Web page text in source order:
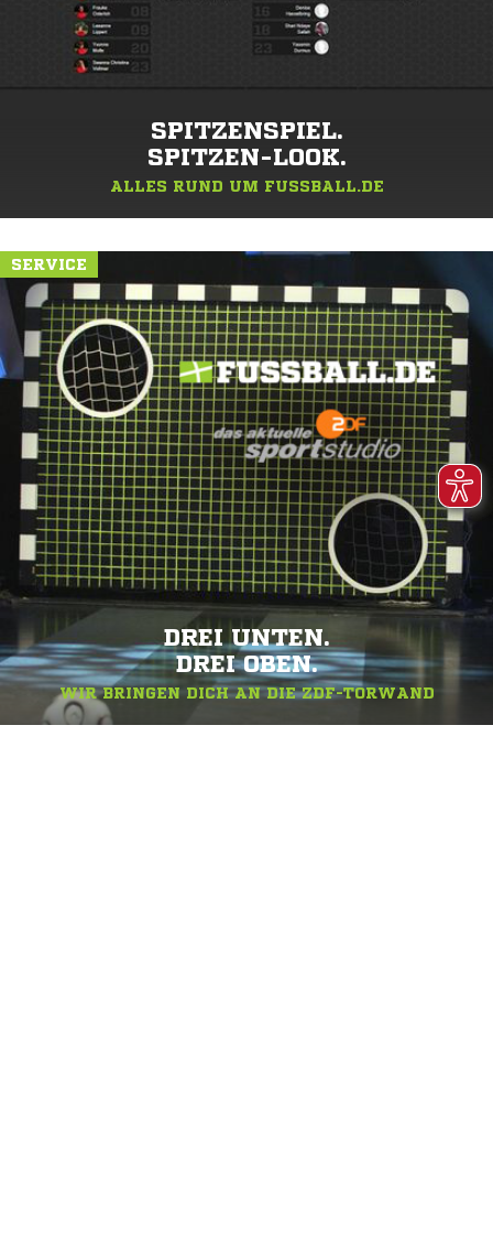
SPITZENSPIEL.
SPITZEN-LOOK.
ALLES RUND UM FUSSBALL.DE
SERVICE
DREI UNTEN.
DREI OBEN.
WIR BRINGEN DICH AN DIE ZDF-TORWAND